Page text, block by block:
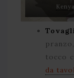
tocco
da